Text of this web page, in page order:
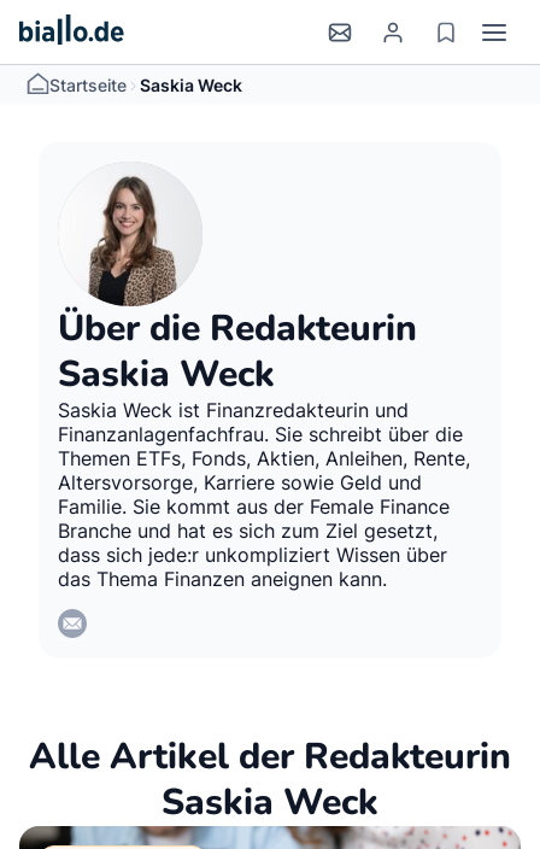
Startseite > Saskia Weck
Über die Redakteurin
Saskia Weck
Saskia Weck ist Finanzredakteurin und
Finanzanlagenfachfrau. Sie schreibt über die
Themen ETFs, Fonds, Aktien, Anleihen, Rente,
Altersvorsorge, Karriere sowie Geld und
Familie. Sie kommt aus der Female Finance
Branche und hat es sich zum Ziel gesetzt,
dass sich jede:r unkompliziert Wissen über
das Thema Finanzen aneignen kann.
Alle Artikel der Redakteurin
Saskia Weck